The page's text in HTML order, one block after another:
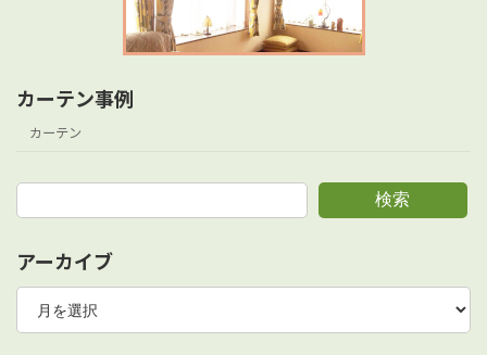
カーテン事例
カーテン
検索
アーカイブ
ア
カ